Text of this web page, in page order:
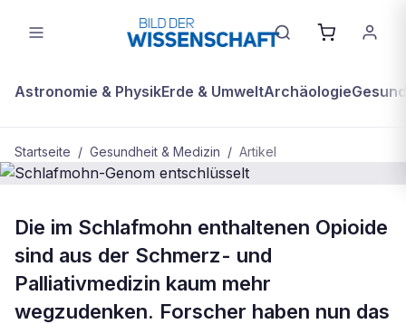
Astronomie & PhysikErde & UmweltArchäologie
Startseite / Gesundheit & Medizin / Artikel
Schlafmohn-Genom entschlüsselt
Die im Schlafmohn enthaltenen Opioide
sind aus der Schmerz- und
Palliativmedizin kaum mehr
wegzudenken. Forscher haben nun das